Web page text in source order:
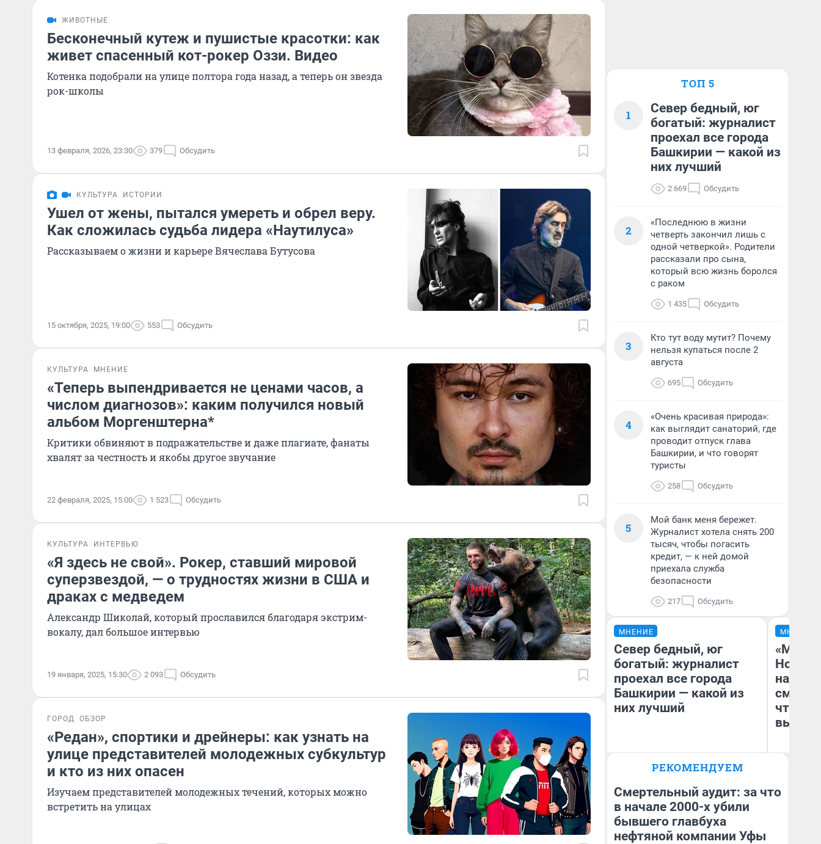
ЖИВОТНЫЕ
Бесконечный кутеж и пушистые красотки: как
живет спасенный кот-рокер Оззи. Видео
Котенка подобрали на улице полтора года назад, а теперь он звезда
рок-школы
13 февраля, 2026, 23:30 379 Обсудить
КУЛЬТУРА ИСТОРИИ
Ушел от жены, пытался умереть и обрел веру.
Как сложилась судьба лидера «Наутилуса»
Рассказываем о жизни и карьере Вячеслава Бутусова
15 октября, 2025, 19:00 553 Обсудить
КУЛЬТУРА МНЕНИЕ
«Теперь выпендривается не ценами часов, а
числом диагнозов»: каким получился новый
альбом Моргенштерна*
Критики обвиняют в подражательстве и даже плагиате, фанаты
хвалят за честность и якобы другое звучание
22 февраля, 2025, 15:00 1 523 Обсудить
КУЛЬТУРА ИНТЕРВЬЮ
«Я здесь не свой». Рокер, ставший мировой
суперзвездой, — о трудностях жизни в США и
драках с медведем
Александр Шиколай, который прославился благодаря экстрим-
вокалу, дал большое интервью
19 января, 2025, 15:30 2 093 Обсудить
ГОРОД ОБЗОР
«Редан», спортики и дрейнеры: как узнать на
улице представителей молодежных субкультур
и кто из них опасен
Изучаем представителей молодежных течений, которых можно
встретить на улицах
ТОП 5
1
Север бедный, юг
богатый: журналист
проехал все города
Башкирии — какой из
них лучший
2 669 Обсудить
2
«Последнюю в жизни
четверть закончил лишь с
одной четверкой». Родители
рассказали про сына,
который всю жизнь боролся
с раком
1 435 Обсудить
3
Кто тут воду мутит? Почему
нельзя купаться после 2
августа
695 Обсудить
4
«Очень красивая природа»:
как выглядит санаторий, где
проводит отпуск глава
Башкирии, и что говорят
туристы
258 Обсудить
5
Мой банк меня бережет.
Журналист хотела снять 200
тысяч, чтобы погасить
кредит, — к ней домой
приехала служба
безопасности
217 Обсудить
МНЕНИЕ
Север бедный, юг
богатый: журналист
проехал все города
Башкирии — какой из
них лучший
Андрей Бирюков
МНЕНИЕ
«Мы
чтобы
РЕКОМЕНДУЕМ
Смертельный аудит: за что
в начале 2000-х убили
бывшего главбуха
нефтяной компании Уфы